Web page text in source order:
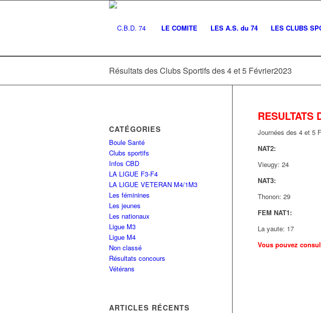
LE COMITE LES A.S. du 74 LES CLUBS
Résultats des Clubs Sportifs des 4 et 5 Février2023
RESULTATS
Journées des 4 et 5
NAT2:
NAT3:
FEM NAT1:
La
Vous pouvez
CATÉGORIES
Boule Santé
Clubs sportifs
Infos CBD
LA LIGUE F3-F4
LA LIGUE VETERAN M4/1M3
Les féminines
Les jeunes
Les nationaux
Ligue M3
Ligue M4
Non classé
Résultats concours
Vétérans
ARTICLES RÉCENTS